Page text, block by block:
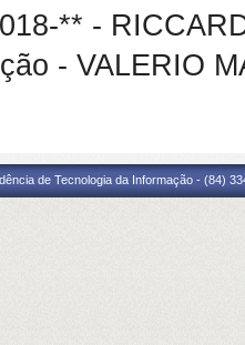
** -
- VALERIO
de Tecnologia da Informação - (84)